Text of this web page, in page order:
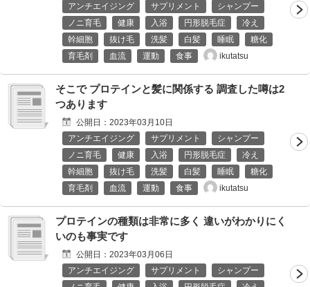
アンチエイジング
サプリメント
シャンプー
ノニ育毛
健康 入浴 円形脱毛症
冷え
幹細胞
抜け毛 洗髪 白髪 睡眠
糖化
育毛剤
血流 運動 食事 ikutatsu
そこで プロテインと髪に関係する 調査した噂は2
つあります
公開日： 2023年03月10日
アンチエイジング
サプリメント
シャンプー
ノニ育毛
健康 入浴 円形脱毛症
冷え
幹細胞
抜け毛 洗髪 白髪 睡眠
糖化
育毛剤
血流 運動 食事 ikutatsu
プロテインの種類は非常に多く 違いがわかりにく
いのも事実です
公開日： 2023年03月06日
アンチエイジング
サプリメント
シャンプー